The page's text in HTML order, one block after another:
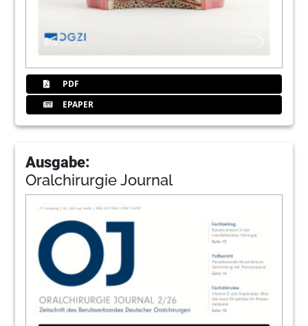
PDF
EPAPER
Ausgabe:
Oralchirurgie Journal